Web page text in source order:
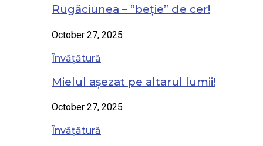
Rugăciunea – ”beție” de cer!
October 27, 2025
Învățătură
Mielul așezat pe altarul lumii!
October 27, 2025
Învățătură